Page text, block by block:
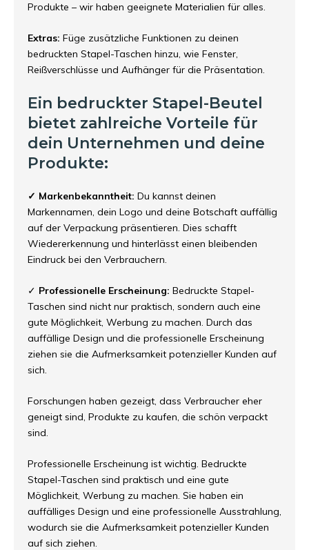
Produkte – wir haben geeignete Materialien für alles.
Extras: Füge zusätzliche Funktionen zu deinen
bedruckten Stapel-Taschen hinzu, wie Fenster,
Reißverschlüsse und Aufhänger für die Präsentation.
Ein bedruckter Stapel-Beutel
bietet zahlreiche Vorteile für
dein Unternehmen und deine
Produkte:
✓ Markenbekanntheit: Du kannst deinen
Markennamen, dein Logo und deine Botschaft auffällig
auf der Verpackung präsentieren. Dies schafft
Wiedererkennung und hinterlässt einen bleibenden
Eindruck bei den Verbrauchern.
✓ Professionelle Erscheinung: Bedruckte Stapel-
Taschen sind nicht nur praktisch, sondern auch eine
gute Möglichkeit, Werbung zu machen. Durch das
auffällige Design und die professionelle Erscheinung
ziehen sie die Aufmerksamkeit potenzieller Kunden auf
sich.
Forschungen haben gezeigt, dass Verbraucher eher
geneigt sind, Produkte zu kaufen, die schön verpackt
sind.
Professionelle Erscheinung ist wichtig. Bedruckte
Stapel-Taschen sind praktisch und eine gute
Möglichkeit, Werbung zu machen. Sie haben ein
auffälliges Design und eine professionelle Ausstrahlung,
wodurch sie die Aufmerksamkeit potenzieller Kunden
auf sich ziehen.